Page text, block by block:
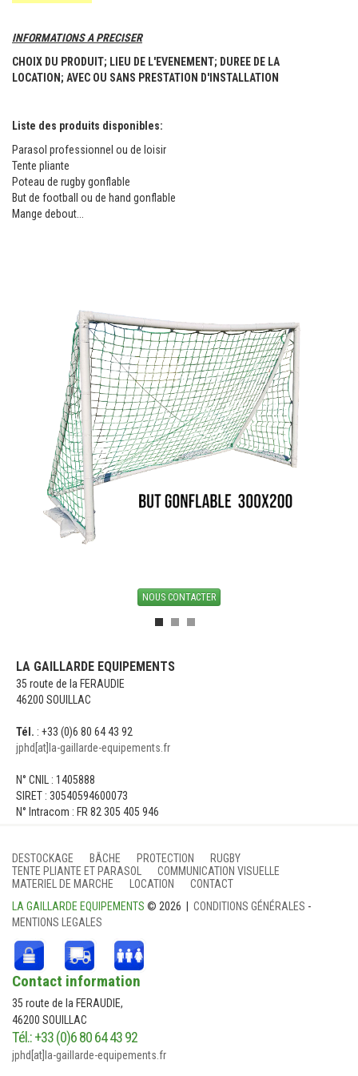
TENTE PLIANTE ET PARASOL
COMMUNICATION VISUELLE
LOCATION
CONTACT
INFORMATIONS A PRECISER
CHOIX DU PRODUIT; LIEU DE L'EVENEMENT; DUREE DE LA
LOCATION; AVEC OU SANS PRESTATION D'INSTALLATION
Liste des produits disponibles:
Parasol professionnel ou de loisir
Tente pliante
Poteau de rugby gonflable
But de football ou de hand gonflable
Mange debout...
NOUS CONTACTER
LA GAILLARDE EQUIPEMENTS
35 route de la FERAUDIE
46200 SOUILLAC
Tél. : +33 (0)6 80 64 43 92
jphd[at]la-gaillarde-equipements.fr
N° CNIL : 1405888
SIRET : 30540594600073
N° Intracom : FR 82 305 405 946
DESTOCKAGE BÂCHE PROTECTION
RUGBY
TENTE PLIANTE ET PARASOL
COMMUNICATION VISUELLE
MATERIEL DE MARCHE
LOCATION
CONTACT
LA GAILLARDE EQUIPEMENTS © 2026 | CONDITIONS GÉNÉRALES -
MENTIONS LEGALES
Contact information
35 route de la FERAUDIE,
46200 SOUILLAC
Tél.: +33 (0)6 80 64 43 92
jphd[at]la-gaillarde-equipements.fr